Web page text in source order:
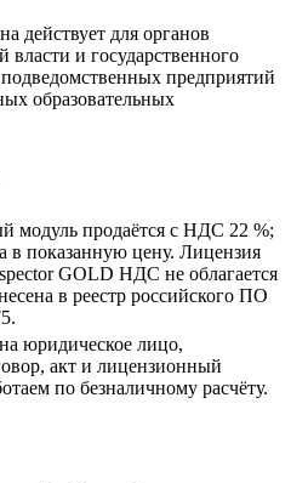
действует для органов
власти и государственного
предприятий
образовательных
модуль продаётся с НДС 22 %;
в показанную цену. Лицензия
GOLD НДС не облагается
в реестр российского ПО
юридическое лицо,
акт и лицензионный
по безналичному расчёту.